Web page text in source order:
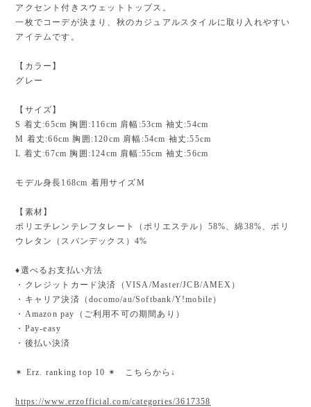
アクセント付きスウェットトップス。
一枚でコーデが決まり、秋のカジュアルスタイルに取り入れやすい
アイテムです。
【カラー】
グレー
【サイズ】
S 着丈:65cm 胸囲:116cm 肩幅:53cm 袖丈:54cm
M 着丈:66cm 胸囲:120cm 肩幅:54cm 袖丈:55cm
L 着丈:67cm 胸囲:124cm 肩幅:55cm 袖丈:56cm
モデル身長168cm 着用サイズM
【素材】
ポリエチレンテレフタレート（ポリエステル）58%、綿38%、ポリ
ウレタン（スパンデックス）4%
♦︎選べるお支払い方法
・クレジットカード決済（VISA/Master/JCB/AMEX）
・キャリア決済（docomo/au/Softbank/Y!mobile）
・Amazon pay（ご利用不可の期間あり）
・Pay-easy
・後払い決済
✴︎ Erz. ranking top 10 ✴︎ こちらから↓
https://www.erzofficial.com/categories/3617358